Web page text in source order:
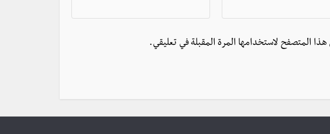
هذا المتصفح لاستخدامها المرة المقبلة في تعليقي.